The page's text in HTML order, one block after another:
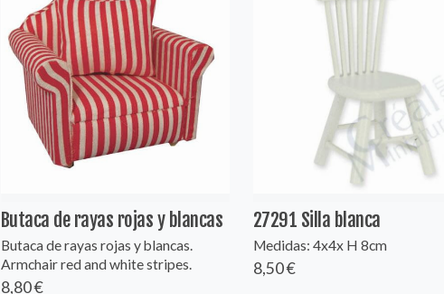
Butaca de rayas rojas y blancas
Butaca de rayas rojas y blancas.
Armchair red and white stripes.
8,80 €
27291 Silla blanca
Medidas: 4x4x H 8cm
8,50 €